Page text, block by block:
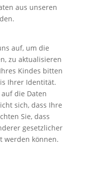
aus unseren
auf, um die
zu aktualisieren
Kindes bitten
Ihrer Identität.
die Daten
sich, dass Ihre
Sie, dass
gesetzlicher
werden können.